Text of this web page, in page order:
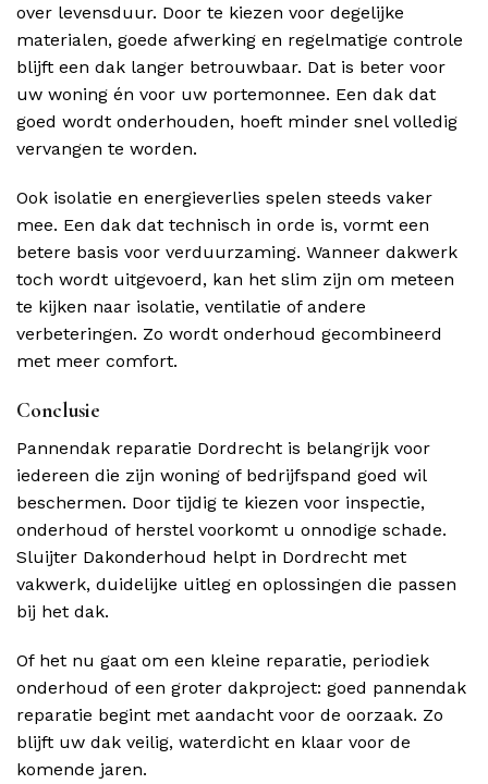
over levensduur. Door te kiezen voor degelijke
materialen, goede afwerking en regelmatige controle
blijft een dak langer betrouwbaar. Dat is beter voor
uw woning én voor uw portemonnee. Een dak dat
goed wordt onderhouden, hoeft minder snel volledig
vervangen te worden.
Ook isolatie en energieverlies spelen steeds vaker
mee. Een dak dat technisch in orde is, vormt een
betere basis voor verduurzaming. Wanneer dakwerk
toch wordt uitgevoerd, kan het slim zijn om meteen
te kijken naar isolatie, ventilatie of andere
verbeteringen. Zo wordt onderhoud gecombineerd
met meer comfort.
Conclusie
Pannendak reparatie Dordrecht is belangrijk voor
iedereen die zijn woning of bedrijfspand goed wil
beschermen. Door tijdig te kiezen voor inspectie,
onderhoud of herstel voorkomt u onnodige schade.
Sluijter Dakonderhoud helpt in Dordrecht met
vakwerk, duidelijke uitleg en oplossingen die passen
bij het dak.
Of het nu gaat om een kleine reparatie, periodiek
onderhoud of een groter dakproject: goed pannendak
reparatie begint met aandacht voor de oorzaak. Zo
blijft uw dak veilig, waterdicht en klaar voor de
komende jaren.